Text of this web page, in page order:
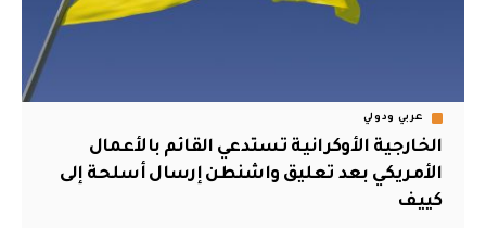
عربي ودولي
الخارجية الأوكرانية تستدعي القائم بالأعمال
الأمريكي بعد تعليق واشنطن إرسال أسلحة إلى
كييف